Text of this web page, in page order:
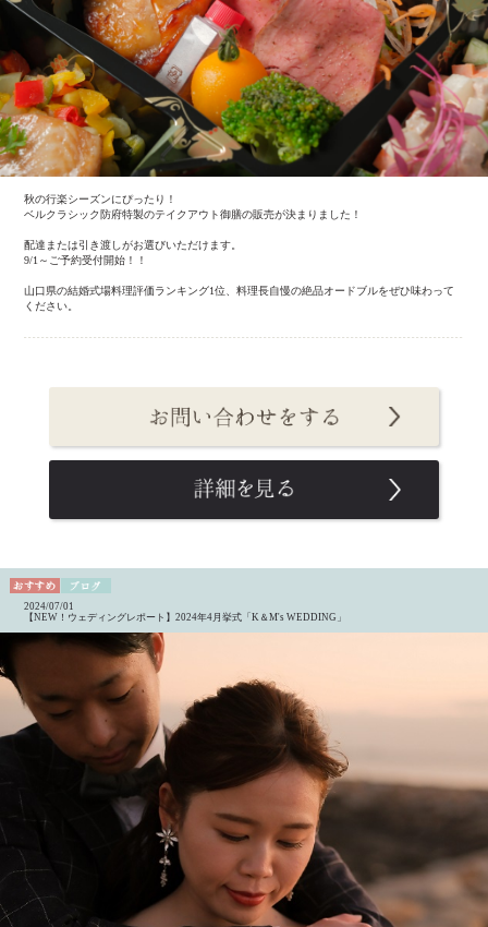
秋の行楽シーズンにぴったり！
ベルクラシック防府特製のテイクアウト御膳の販売が決まりました！
配達または引き渡しがお選びいただけます。
9/1～ご予約受付開始！！
山口県の結婚式場料理評価ランキング1位、料理長自慢の絶品オードブルをぜひ味わって
ください。
2024/07/01
【NEW！ウェディングレポート】2024年4月挙式「K＆M's WEDDING」